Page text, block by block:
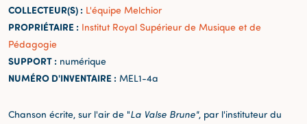
COLLECTEUR(S) : L'équipe Melchior
PROPRIÉTAIRE : Institut Royal Supérieur de Musique et de
Pédagogie
SUPPORT : numérique
NUMÉRO D'INVENTAIRE : MEL1-4a
Chanson écrite, sur l'air de "La Valse Brune", par l'instituteur du